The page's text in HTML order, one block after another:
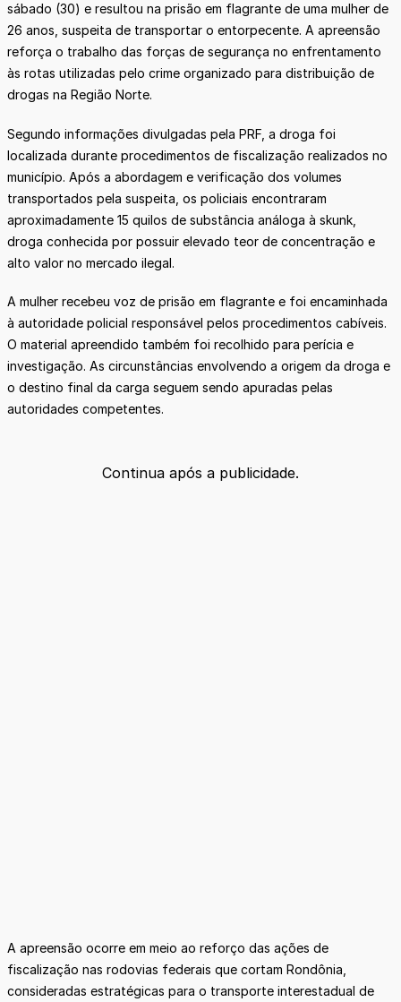
sábado (30) e resultou na prisão em flagrante de uma mulher de
26 anos, suspeita de transportar o entorpecente. A apreensão
reforça o trabalho das forças de segurança no enfrentamento
às rotas utilizadas pelo crime organizado para distribuição de
drogas na Região Norte.
Segundo informações divulgadas pela PRF, a droga foi
localizada durante procedimentos de fiscalização realizados no
município. Após a abordagem e verificação dos volumes
transportados pela suspeita, os policiais encontraram
aproximadamente 15 quilos de substância análoga à skunk,
droga conhecida por possuir elevado teor de concentração e
alto valor no mercado ilegal.
A mulher recebeu voz de prisão em flagrante e foi encaminhada
à autoridade policial responsável pelos procedimentos cabíveis.
O material apreendido também foi recolhido para perícia e
investigação. As circunstâncias envolvendo a origem da droga e
o destino final da carga seguem sendo apuradas pelas
autoridades competentes.
Continua após a publicidade.
A apreensão ocorre em meio ao reforço das ações de
fiscalização nas rodovias federais que cortam Rondônia,
consideradas estratégicas para o transporte interestadual de